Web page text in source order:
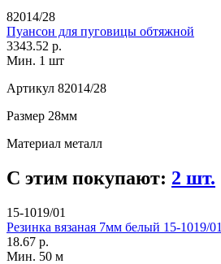
82014/28
Пуансон для пуговицы обтяжной
3343.52 р.
Мин. 1 шт
Артикул 82014/28
Размер 28мм
Материал металл
С этим покупают: 2 шт.
15-1019/01
Резинка вязаная 7мм белый 15-1019/01
18.67 р.
Мин. 50 м